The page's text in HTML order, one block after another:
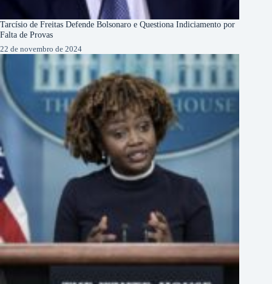
Tarcísio de Freitas Defende Bolsonaro e Questiona Indiciamento por
Falta de Provas
22 de novembro de 2024